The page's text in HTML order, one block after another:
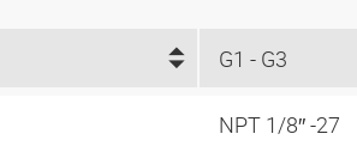
G1 - G3
NPT 1/8″ -27